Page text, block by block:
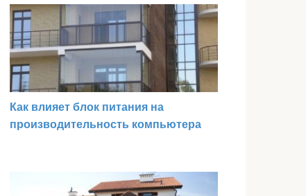
Как влияет блок питания на
производительность компьютера